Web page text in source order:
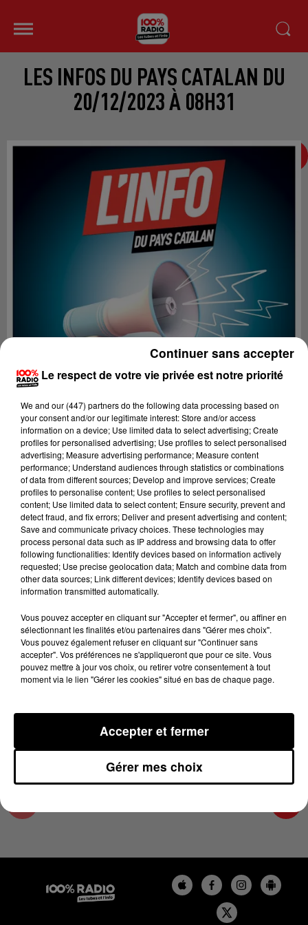
LES INFOS DU PAYS CATALAN DU
20/12/2023 À 08H31
Lecture (4 min 12 sec)
100%
100% Radio les infos du Pays Catalan
20 décembre 2023 - 4 min 12 sec
LES INFOS DU PAYS CATALAN DU 20/12/2023
À 08H31
Podcasts infos du Pays Catalan
Le respect de votre vie privée est notre priorité
We and our (447) partnersdo the following data processing based on
your consent and/or our legitimate interest: Store and/or access
information on a device; Use limited data to select advertising; Create
profiles for personalised advertising; Use profiles to select personalised
advertising; Measure advertising performance; Measure content
performance; Understand audiences through statistics or combinations
of data from different sources; Develop and improve services; Create
profiles to personalise content; Use profiles to select personalised
content; Use limited data to select content; Ensure security, prevent and
detect fraud, and fix errors; Deliver and present advertising and content;
Save and communicate privacy choices. These technologies may
process personal data such as IP address and browsing data to offer
following functionalities: Identify devices based on information actively
requested; Use precise geolocation data; Match and combine data from
other data sources; Link different devices; Identify devices based on
information transmitted automatically.
Vous pouvez accepter en cliquant sur "Accepter et fermer", ou affiner en
sélectionnant les finalités et/ou partenaires dans "Gérer mes choix".
Vous pouvez également refuser en cliquant sur "Continuer sans
accepter". Vos préférences ne s'appliqueront que pour ce site. Vous
pouvez mettre à jour vos choix, ou retirer votre consentement à tout
moment via le lien "Gérer les cookies" situé en bas de chaque page.
Gérer mes choix
Accepter et fermer
Continuer sans accepter